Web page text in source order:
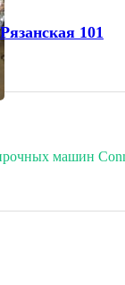
Рязанская 101
машин